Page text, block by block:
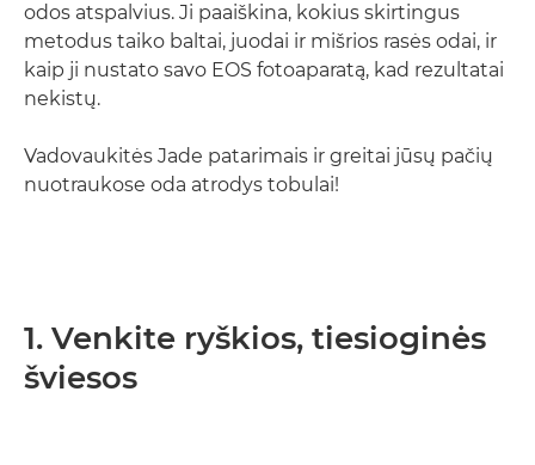
odos atspalvius. Ji paaiškina, kokius skirtingus
metodus taiko baltai, juodai ir mišrios rasės odai, ir
kaip ji nustato savo EOS fotoaparatą, kad rezultatai
nekistų.
Vadovaukitės Jade patarimais ir greitai jūsų pačių
nuotraukose oda atrodys tobulai!
1. Venkite ryškios, tiesioginės
šviesos